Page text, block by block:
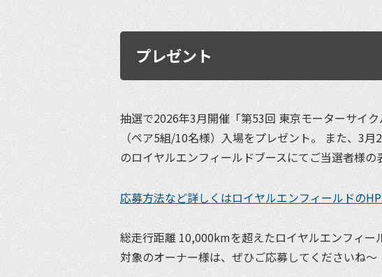
プレゼント
抽選で2026年3月開催「第53回 東京モーターサイ
（ペア5組/10名様）入場をプレゼント。 また、3
のロイヤルエンフィールドブースにてご当選者様の
応募方法など詳しくはロイヤルエンフィールドの
総走行距離 10,000kmを超えたロイヤルエンフィー
対象のオーナー様は、ぜひご応募してくださいね〜